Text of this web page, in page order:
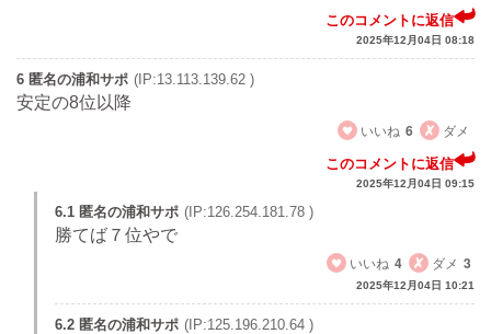
このコメントに返信
2025年12月04日 08:18
6 匿名の浦和サポ (IP:13.113.139.62 )
安定の8位以降
いいね 6 ダメ
このコメントに返信
2025年12月04日 09:15
6.1 匿名の浦和サポ (IP:126.254.181.78 )
勝てば７位やで
いいね 4 ダメ 3
2025年12月04日 10:21
6.2 匿名の浦和サポ (IP:125.196.210.64 )